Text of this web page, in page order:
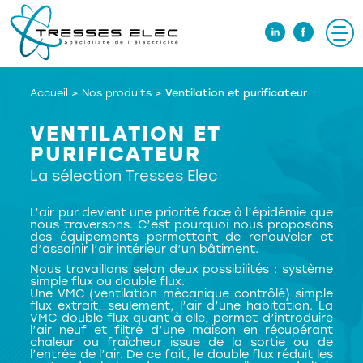
Accueil > Nos produits >Ventilation et purificateur
VENTILATION ET
PURIFICATEUR
La sélection Tresses Elec
L’air pur devient une priorité face à l’épidémie que
nous traversons. C’est pourquoi nous proposons
des équipements permettant de renouveler et
d’assainir l’air intérieur d’un bâtiment.
Nous travaillons selon deux possibilités : système
simple flux ou double flux.
Une VMC (ventilation mécanique contrôlé) simple
flux extrait, seulement, l’air d’une habitation. La
VMC double flux quant à elle, permet d’introduire
l’air neuf et filtré d’une maison en récupérant
chaleur ou fraîcheur issue de la sortie ou de
l’entrée de l’air. De ce fait, le double flux réduit les